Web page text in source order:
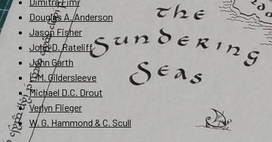
Douglas A. Anderson
Jason Fisher
John D. Rateliff
John Garth
L.M. Gildersleeve
Michael D.C. Drout
Verlyn Flieger
W. G. Hammond & C. Scull